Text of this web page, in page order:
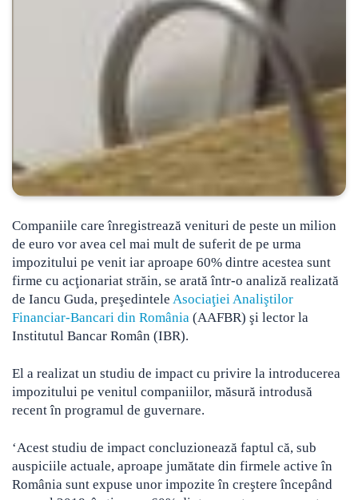
Companiile care înregistrează venituri de peste un milion
de euro vor avea cel mai mult de suferit de pe urma
impozitului pe venit iar aproape 60% dintre acestea sunt
firme cu acţionariat străin, se arată într-o analiză realizată
de Iancu Guda, preşedintele Asociaţiei Analiştilor
Financiar-Bancari din România (AAFBR) şi lector la
Institutul Bancar Român (IBR).
El a realizat un studiu de impact cu privire la introducerea
impozitului pe venitul companiilor, măsură introdusă
recent în programul de guvernare.
‘Acest studiu de impact concluzionează faptul că, sub
auspiciile actuale, aproape jumătate din firmele active în
România sunt expuse unor impozite în creştere începând